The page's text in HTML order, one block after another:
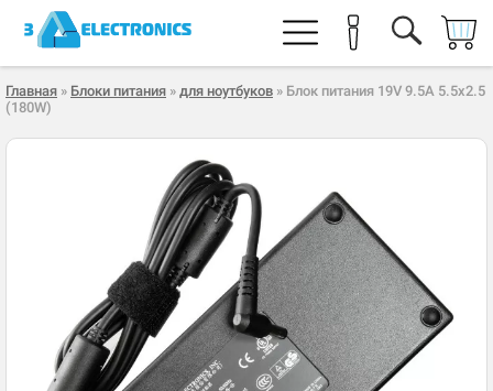
Главная » Блоки питания » для ноутбуков » Блок питания 19V 9.5A 5.5x2.5
(180W)